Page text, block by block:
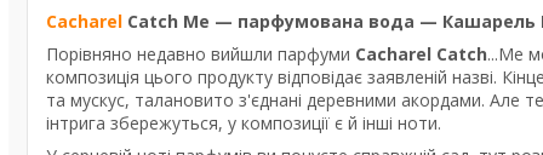
Cacharel Catch Me — парфумована вода — Кашарель
Порівняно недавно вийшли парфуми Cacharel Catch...Me
композиція цього продукту відповідає заявленій назві.
та мускус, талановито з'єднані деревними акордами. Але
інтрига збережуться, у композиції є й інші ноти.